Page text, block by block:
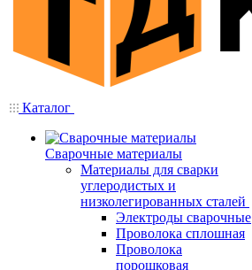
Каталог
Сварочные материалы
Материалы для сварки
углеродистых и
низколегированных сталей
Электроды сварочные
Проволока сплошная
Проволока
порошковая